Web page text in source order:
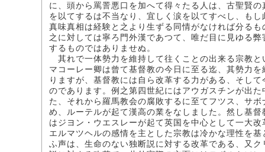
に、頭から罵詈悪口を加へて得々たる人は、古聖賢
を以てするは不当なり、宜しく涙を以てすべし、も
真味真相は経験と之より生ずる同情がなければ分る
之に対しては寧ろ門外漢であつて、唯だ目に見ゆる
するものではありませぬ。
其れで一体勢力を維持して往くことの出来る宗教
マコーレー卿は曾て基督教の今日に至る迄、其勢力
りますが、基督教には自ら改革する力がある、そし
のであります。例之第四世紀にはアウガスチンが出
た、それから羅馬教会の腐敗するに至てフツス、サ
め、ルーテルが起て漢高の業をなしました。然し基
はジヨン・ウエスレーが起て英国を中心として一大
エルマツヘルの感情を主とした宗教は冷かな理性を
ふ声は、生命のない独断説に対する改革である、又